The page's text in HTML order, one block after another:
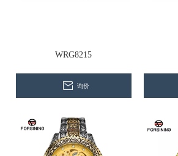
WRG8215
询价